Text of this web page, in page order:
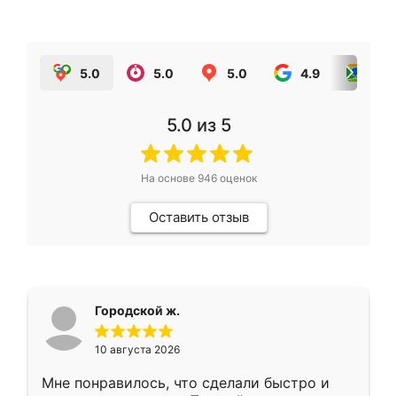
5.0 5.0 5.0 4.9
5.0 из 5
На основе 946оценок
Оставить отзыв
Городской ж.
10 августа 2026
Мне понравилось, что сделали быстро и